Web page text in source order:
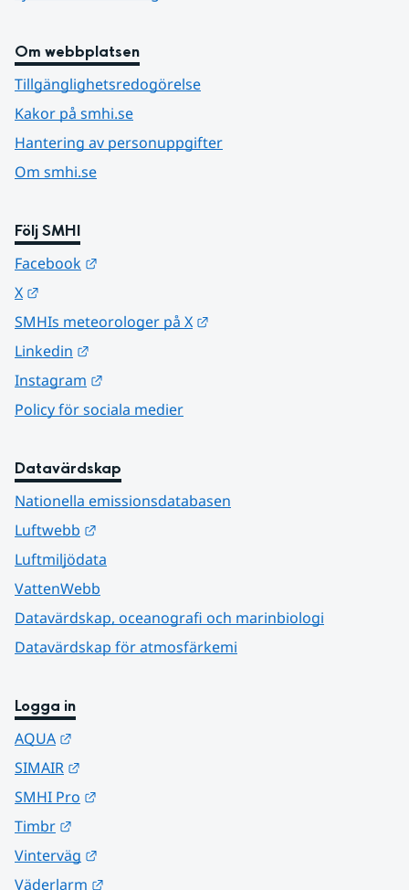
Om webbplatsen
Tillgänglighetsredogörelse
Kakor på smhi.se
Hantering av personuppgifter
Om smhi.se
Följ SMHI
Facebook
X
SMHIs meteorologer på X
Linkedin
Instagram
Policy för sociala medier
Datavärdskap
Nationella emissionsdatabasen
Luftwebb
Luftmiljödata
VattenWebb
Datavärdskap, oceanografi och marinbiologi
Datavärdskap för atmosfärkemi
Logga in
AQUA
SIMAIR
SMHI Pro
Timbr
Vinterväg
Väderlarm